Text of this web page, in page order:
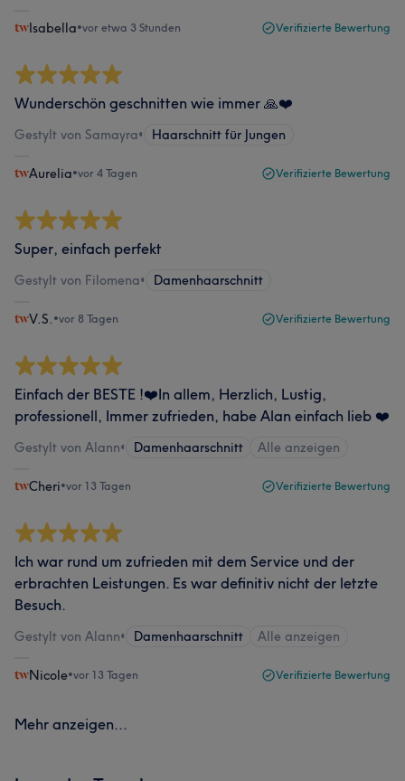
Isabella•vor etwa 3 Stunden Verifizierte Bewertung
Wunderschön geschnitten wie immer 🙏❤️
Gestylt von Samayra• Haarschnitt für Jungen
Aurelia•vor 4 Tagen Verifizierte Bewertung
Super, einfach perfekt
Gestylt von Filomena• Damenhaarschnitt
V.S. •vor 8 Tagen Verifizierte Bewertung
Einfach der BESTE !❤️In allem, Herzlich, Lustig,
professionell, Immer zufrieden, habe Alan einfach lieb ❤️
Gestylt von Alann• Damenhaarschnitt Alle anzeigen
Cheri•vor 13 Tagen Verifizierte Bewertung
Ich war rund um zufrieden mit dem Service und der
erbrachten Leistungen. Es war definitiv nicht der letzte
Besuch.
Gestylt von Alann• Damenhaarschnitt Alle anzeigen
Nicole•vor 13 Tagen Verifizierte Bewertung
Mehr anzeigen...